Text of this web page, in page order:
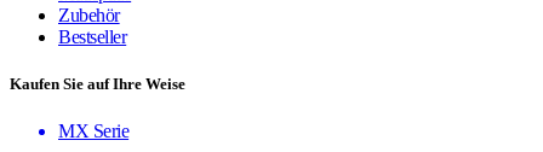
Zubehör
Bestseller
Kaufen Sie auf Ihre Weise
MX Serie